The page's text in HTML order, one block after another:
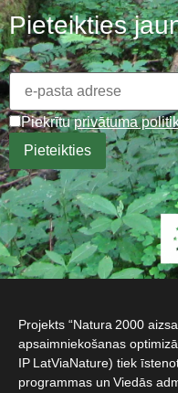
Pieteikties
Piekrītuprivātuma
Projekts “Natura 2000
apsaimniekošanas
IP LatViaNature) tiek
programmas un Viedās